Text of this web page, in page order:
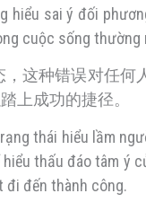
hiểu sai ý đối
cuộc sống thường
这种错误对任何
上成功的捷径。
thái hiểu lầm
thấu đáo tâm ý
đi đến thành công.